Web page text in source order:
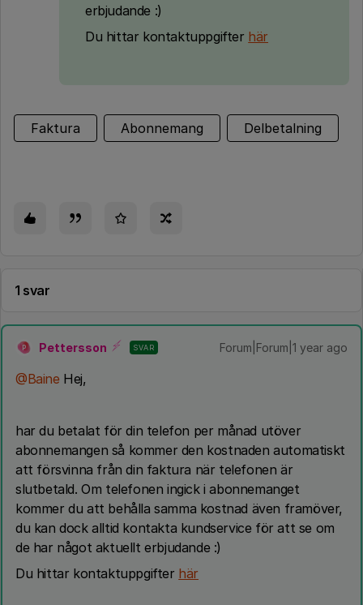
erbjudande :)
Du hittar kontaktuppgifter här
Faktura Abonnemang Delbetalning
1 svar
P Pettersson SVAR Forum|Forum|1 year ago
@Baine Hej,
har du betalat för din telefon per månad utöver
abonnemangen så kommer den kostnaden automatiskt
att försvinna från din faktura när telefonen är
slutbetald. Om telefonen ingick i abonnemanget
kommer du att behålla samma kostnad även framöver,
du kan dock alltid kontakta kundservice för att se om
de har något aktuellt erbjudande :)
Du hittar kontaktuppgifter här